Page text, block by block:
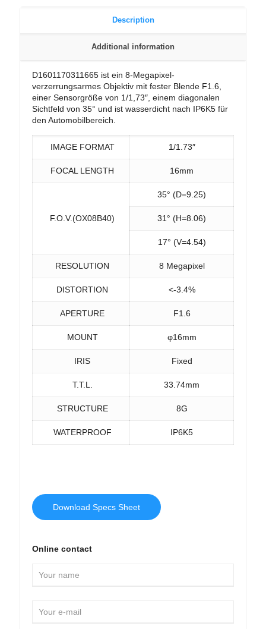
Description
Additional information
D1601170311665 ist ein 8-Megapixel-
verzerrungsarmes Objektiv mit fester Blende F1.6,
einer Sensorgröße von 1/1,73″, einem diagonalen
Sichtfeld von 35° und ist wasserdicht nach IP6K5 für
den Automobilbereich.
IMAGE FORMAT 1/1.73″
FOCAL LENGTH 16mm
F.O.V.(OX08B40)
35° (D=9.25)
31° (H=8.06)
17° (V=4.54)
RESOLUTION 8 Megapixel
DISTORTION <-3.4%
APERTURE F1.6
MOUNT φ16mm
IRIS Fixed
T.T.L. 33.74mm
STRUCTURE 8G
WATERPROOF IP6K5
Download Specs Sheet
Online contact